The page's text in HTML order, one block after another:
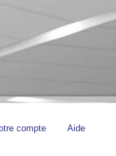
compte Aide